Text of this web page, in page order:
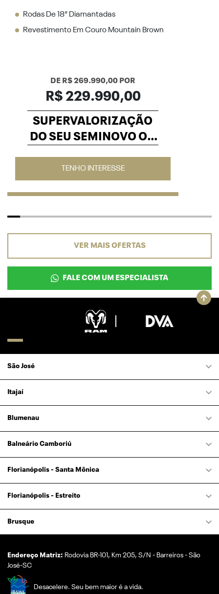
Rodas De 18” Diamantadas
Revestimento Em Couro Mountain Brown
DE R$ 269.990,00 POR
R$ 229.990,00
SUPERVALORIZAÇÃO
DO SEU SEMINOVO OU
TENHO INTERESSE
VER MAIS OFERTAS
FALE COM UM ESPECIALISTA
São José
Itajaí
Blumenau
Balneário Camboriú
Florianópolis - Santa Mônica
Florianópolis - Estreito
Brusque
Endereço Matriz: Rodovia BR-101, Km 205, S/N - Barreiros - São
José-SC
Desacelere. Seu bem maior é a vida.